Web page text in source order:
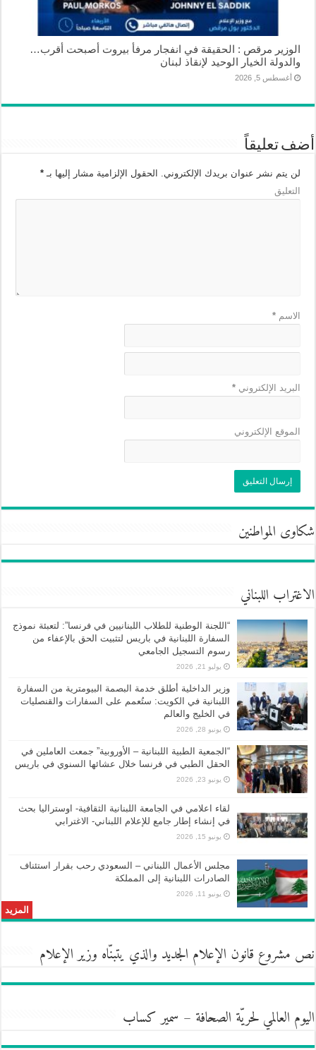
الوزير مرقص : الحقيقة في انفجار مرفأ بيروت أصبحت أقرب…
والدولة الخيار الوحيد لإنقاذ لبنان
أغسطس 5, 2026
أضف تعليقاً
لن يتم نشر عنوان بريدك الإلكتروني. الحقول الإلزامية مشار إليها بـ*
التعليق
الاسم*
البريد الإلكتروني*
الموقع الإلكتروني
شكاوى المواطنين
الاغتراب اللبناني
المزيد
“اللجنة الوطنية للطلاب اللبنانيين في فرنسا”: لتعبئة نموذج
السفارة اللبنانية في باريس لتثبيت الحق بالإعفاء من
رسوم التسجيل الجامعي
يوليو 21, 2026
وزير الداخلية أطلق خدمة البصمة البيومترية من السفارة
اللبنانية في الكويت: ستُعمم على السفارات والقنصليات
في الخليج والعالم
يونيو 28, 2026
“الجمعية الطبية اللبنانية – الأوروبية” جمعت العاملين في
الحقل الطبي في فرنسا خلال عشائها السنوي في باريس
يونيو 23, 2026
لقاء اعلامي في الجامعة اللبنانية الثقافية- اوستراليا بحث
في إنشاء إطار جامع للإعلام اللبناني- الاغترابي
يونيو 15, 2026
مجلس الأعمال اللبناني – السعودي رحب بقرار استئناف
الصادرات اللبنانية إلى المملكة
يونيو 11, 2026
نص مشروع قانون الإعلام الجديد والذي يتبنّاه وزير الإعلام
اليوم العالمي لحريّة الصحافة – سمير كساب